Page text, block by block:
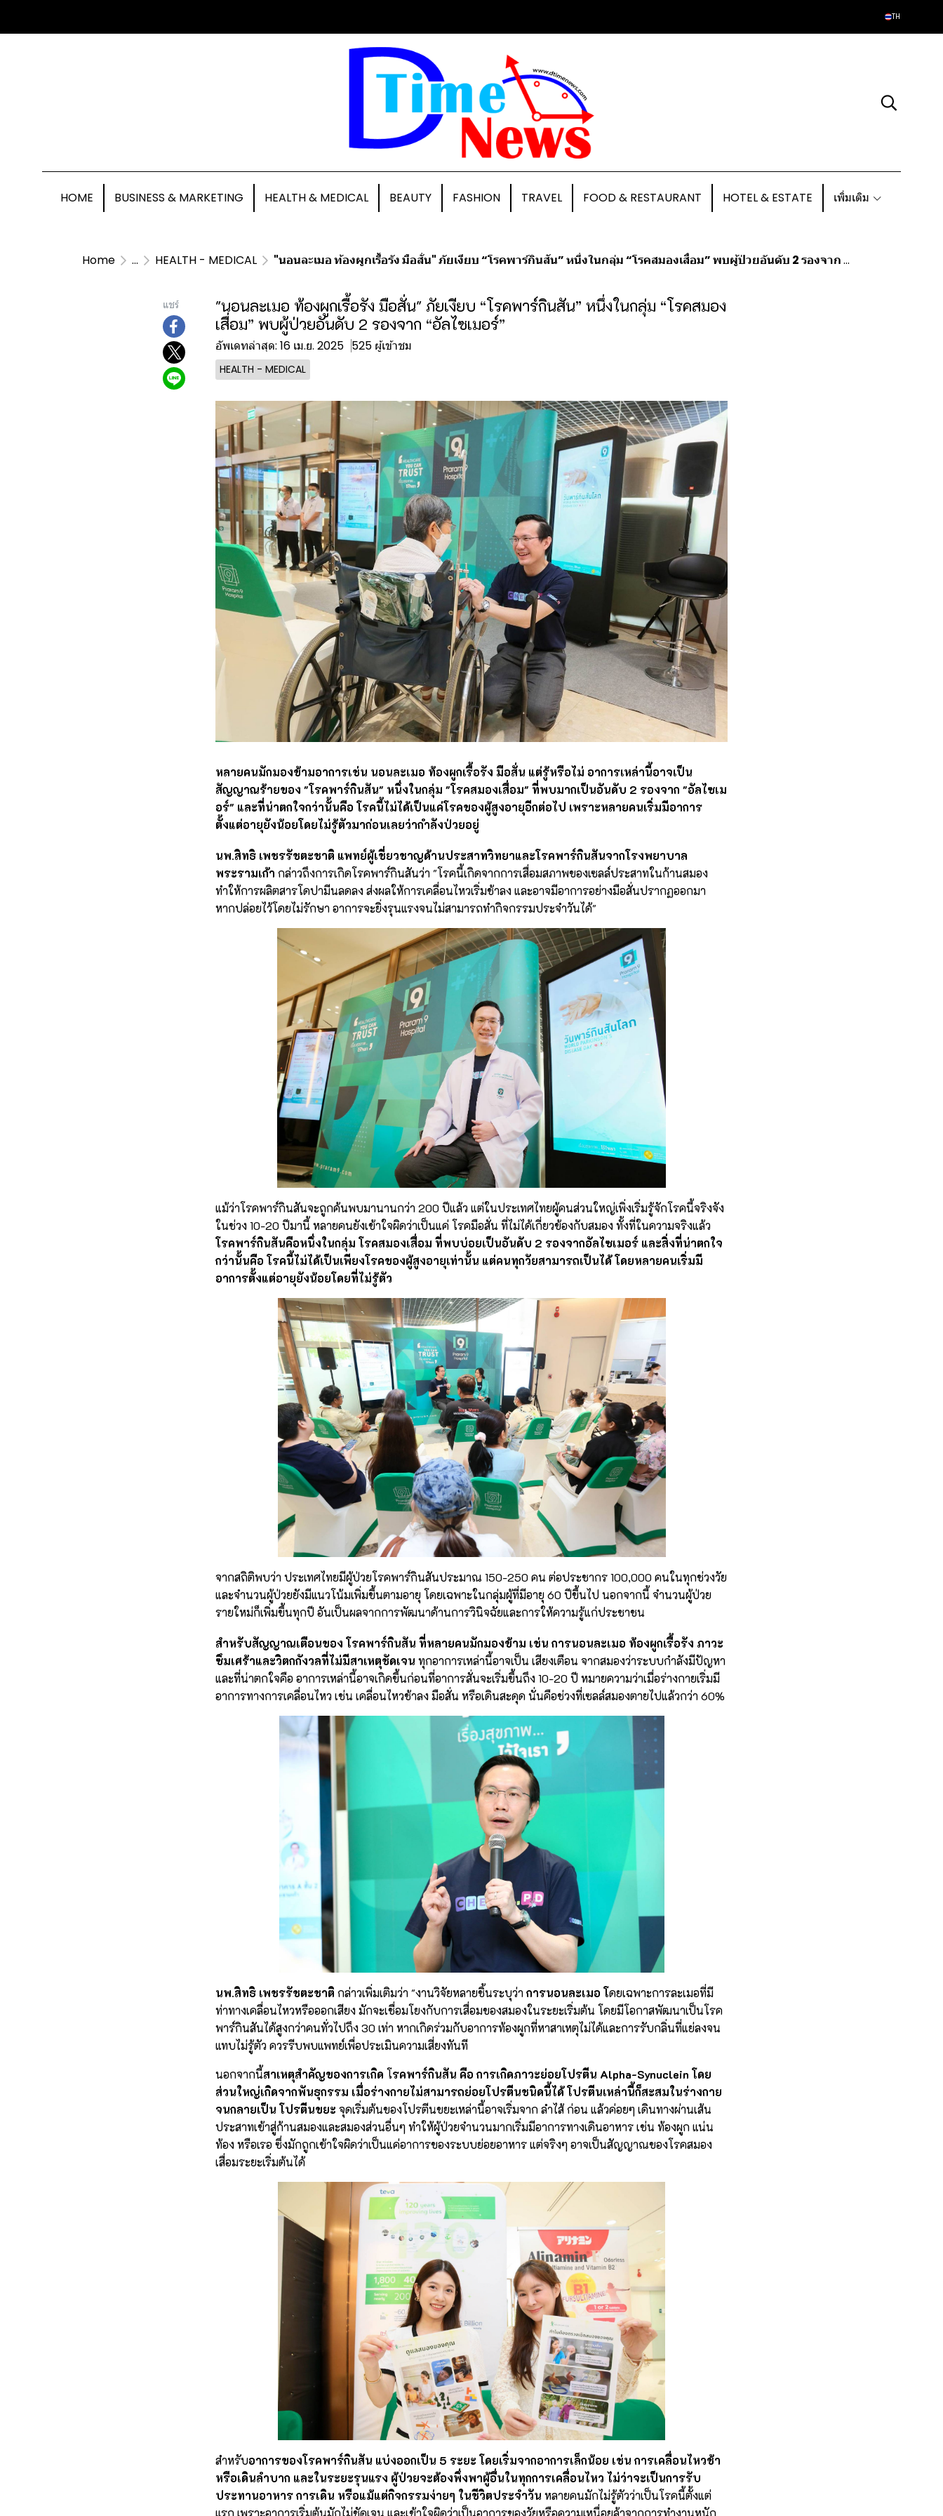
TH
HOME BUSINESS & MARKETING HEALTH & MEDICAL BEAUTY FASHION TRAVEL FOOD & RESTAURANT HOTEL & ESTATE เพิ่มเติม
Home ... HEALTH - MEDICAL "นอนละเมอ ท้องผูกเรื้อรัง มือสั่น" ภัยเงียบ “โรคพาร์กินสัน” หนึ่งในกลุ่ม “โรคสมองเสื่อม” พบผู้ป่วยอันดับ 2 รองจาก “อัลไซเมอร์”
แชร์
"นอนละเมอ ท้องผูกเรื้อรัง มือสั่น" ภัยเงียบ “โรคพาร์กินสัน” หนึ่งในกลุ่ม “โรคสมอง
เสื่อม” พบผู้ป่วยอันดับ 2 รองจาก “อัลไซเมอร์”
อัพเดทล่าสุด: 16 เม.ย. 2025 525 ผู้เข้าชม
HEALTH - MEDICAL
หลายคนมักมองข้ามอาการเช่น นอนละเมอ ท้องผูกเรื้อรัง มือสั่น แต่รู้หรือไม่ อาการเหล่านี้อาจเป็น
สัญญาณร้ายของ "โรคพาร์กินสัน" หนึ่งในกลุ่ม "โรคสมองเสื่อม" ที่พบมากเป็นอันดับ 2 รองจาก "อัลไซเม
อร์" และที่น่าตกใจกว่านั้นคือ โรคนี้ไม่ได้เป็นแค่โรคของผู้สูงอายุอีกต่อไป เพราะหลายคนเริ่มมีอาการ
ตั้งแต่อายุยังน้อยโดยไม่รู้ตัวมาก่อนเลยว่ากำลังป่วยอยู่
นพ.สิทธิ เพชรรัชตะชาติ แพทย์ผู้เชี่ยวชาญด้านประสาทวิทยาและโรคพาร์กินสันจากโรงพยาบาล
พระรามเก้า กล่าวถึงการเกิดโรคพาร์กินสันว่า "โรคนี้เกิดจากการเสื่อมสภาพของเซลล์ประสาทในก้านสมอง
ทำให้การผลิตสารโดปามีนลดลง ส่งผลให้การเคลื่อนไหวเริ่มช้าลง และอาจมีอาการอย่างมือสั่นปรากฏออกมา
หากปล่อยไว้โดยไม่รักษา อาการจะยิ่งรุนแรงจนไม่สามารถทำกิจกรรมประจำวันได้"
แม้ว่าโรคพาร์กินสันจะถูกค้นพบมานานกว่า 200 ปีแล้ว แต่ในประเทศไทยผู้คนส่วนใหญ่เพิ่งเริ่มรู้จักโรคนี้จริงจัง
ในช่วง 10-20 ปีมานี้ หลายคนยังเข้าใจผิดว่าเป็นแค่ โรคมือสั่น ที่ไม่ได้เกี่ยวข้องกับสมอง ทั้งที่ในความจริงแล้ว
โรคพาร์กินสันคือหนึ่งในกลุ่ม โรคสมองเสื่อม ที่พบบ่อยเป็นอันดับ 2 รองจากอัลไซเมอร์ และสิ่งที่น่าตกใจ
กว่านั้นคือ โรคนี้ไม่ได้เป็นเพียงโรคของผู้สูงอายุเท่านั้น แต่คนทุกวัยสามารถเป็นได้ โดยหลายคนเริ่มมี
อาการตั้งแต่อายุยังน้อยโดยที่ไม่รู้ตัว
จากสถิติพบว่า ประเทศไทยมีผู้ป่วยโรคพาร์กินสันประมาณ 150-250 คน ต่อประชากร 100,000 คนในทุกช่วงวัย
และจำนวนผู้ป่วยยังมีแนวโน้มเพิ่มขึ้นตามอายุ โดยเฉพาะในกลุ่มผู้ที่มีอายุ 60 ปีขึ้นไป นอกจากนี้ จำนวนผู้ป่วย
รายใหม่ก็เพิ่มขึ้นทุกปี อันเป็นผลจากการพัฒนาด้านการวินิจฉัยและการให้ความรู้แก่ประชาชน
สำหรับสัญญาณเตือนของ โรคพาร์กินสัน ที่หลายคนมักมองข้าม เช่น การนอนละเมอ ท้องผูกเรื้อรัง ภาวะ
ซึมเศร้าและวิตกกังวลที่ไม่มีสาเหตุชัดเจน ทุกอาการเหล่านี้อาจเป็น เสียงเตือน จากสมองว่าระบบกำลังมีปัญหา
และที่น่าตกใจคือ อาการเหล่านี้อาจเกิดขึ้นก่อนที่อาการสั่นจะเริ่มขึ้นถึง 10-20 ปี หมายความว่าเมื่อร่างกายเริ่มมี
อาการทางการเคลื่อนไหว เช่น เคลื่อนไหวช้าลง มือสั่น หรือเดินสะดุด นั่นคือช่วงที่เซลล์สมองตายไปแล้วกว่า 60%
นพ.สิทธิ เพชรรัชตะชาติ กล่าวเพิ่มเติมว่า "งานวิจัยหลายชิ้นระบุว่าการนอนละเมอ โดยเฉพาะการละเมอที่มี
ท่าทางเคลื่อนไหวหรือออกเสียง มักจะเชื่อมโยงกับการเสื่อมของสมองในระยะเริ่มต้น โดยมีโอกาสพัฒนาเป็นโรค
พาร์กินสันได้สูงกว่าคนทั่วไปถึง 30 เท่า หากเกิดร่วมกับอาการท้องผูกที่หาสาเหตุไม่ได้และการรับกลิ่นที่แย่ลงจน
แทบไม่รู้ตัว ควรรีบพบแพทย์เพื่อประเมินความเสี่ยงทันที
นอกจากนี้สาเหตุสำคัญของการเกิด โรคพาร์กินสัน คือ การเกิดภาวะย่อยโปรตีน Alpha-Synuclein โดย
ส่วนใหญ่เกิดจากพันธุกรรม เมื่อร่างกายไม่สามารถย่อยโปรตีนชนิดนี้ได้ โปรตีนเหล่านี้ก็สะสมในร่างกาย
จนกลายเป็น โปรตีนขยะ จุดเริ่มต้นของโปรตีนขยะเหล่านี้อาจเริ่มจาก ลำไส้ ก่อน แล้วค่อยๆ เดินทางผ่านเส้น
ประสาทเข้าสู่ก้านสมองและสมองส่วนอื่นๆ ทำให้ผู้ป่วยจำนวนมากเริ่มมีอาการทางเดินอาหาร เช่น ท้องผูก แน่น
ท้อง หรือเรอ ซึ่งมักถูกเข้าใจผิดว่าเป็นแค่อาการของระบบย่อยอาหาร แต่จริงๆ อาจเป็นสัญญาณของโรคสมอง
เสื่อมระยะเริ่มต้นได้
สำหรับอาการของโรคพาร์กินสัน แบ่งออกเป็น 5 ระยะ โดยเริ่มจากอาการเล็กน้อย เช่น การเคลื่อนไหวช้า
หรือเดินลำบาก และในระยะรุนแรง ผู้ป่วยจะต้องพึ่งพาผู้อื่นในทุกการเคลื่อนไหว ไม่ว่าจะเป็นการรับ
ประทานอาหาร การเดิน หรือแม้แต่กิจกรรมง่ายๆ ในชีวิตประจำวัน หลายคนมักไม่รู้ตัวว่าเป็นโรคนี้ตั้งแต่
แรก เพราะอาการเริ่มต้นมักไม่ชัดเจน และเข้าใจผิดว่าเป็นอาการของวัยหรือความเหนื่อยล้าจากการทำงานหนัก